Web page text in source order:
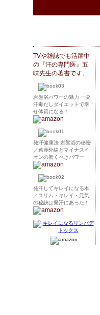
TVや雑誌でも活躍中
の『汗の専門医』五
味先生の著書です。
岩盤浴パワーの魅力 一発
汗毒だしダイエットで幸
せ体質になる！
発汗健康法 岩盤浴の秘密
／遠赤外線とマイナスイ
オンの驚くべきパワー
発汗してキレイになる本
／スリム・キレイ・元気
の秘訣は発汗にあった！